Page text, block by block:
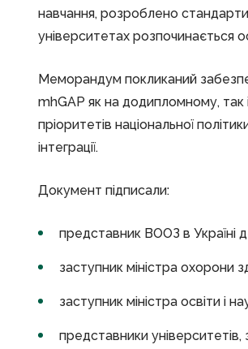
навчання, розроблено
університетах розпочинається
Меморандум покликаний
mhGAP як на додипломному, так
пріоритетів національної
інтеграції.
Документ підписали:
представник ВООЗ в Україні
заступник міністра охорони
заступник міністра освіти і
представники